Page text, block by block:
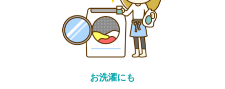
お洗濯にも